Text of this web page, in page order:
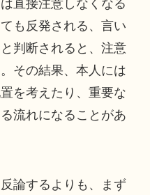
直接注意しなくなる
も反発される、言い
判断されると、注意
その結果、本人には
を考えたり、重要な
流れになることがあ
論するよりも、まず